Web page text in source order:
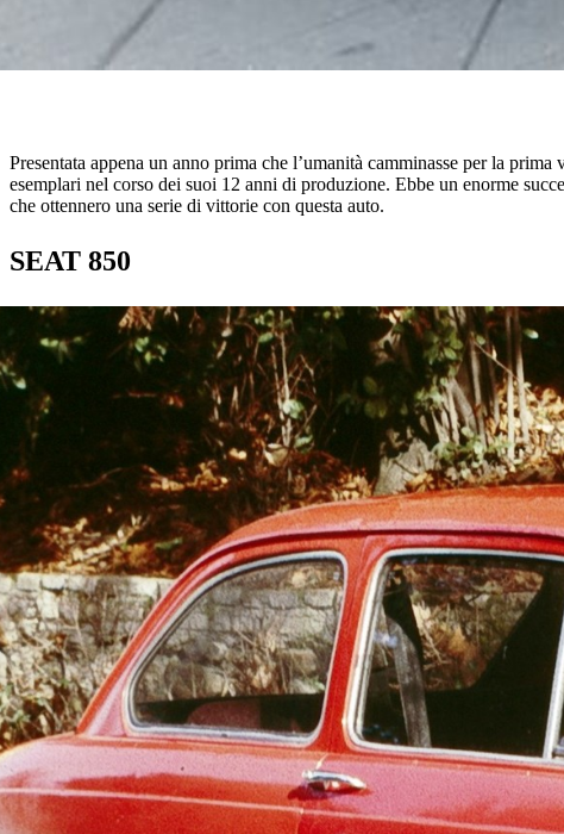
Presentata appena un anno prima che l’umanità camminasse per la
esemplari nel corso dei suoi 12 anni di produzione. Ebbe un enorme
che ottennero una serie di vittorie con questa auto.
SEAT 850